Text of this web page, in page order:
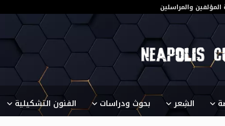
المؤلفين والمراسلين
الشِعر بحوث ودراسات الفنون التشكيلية